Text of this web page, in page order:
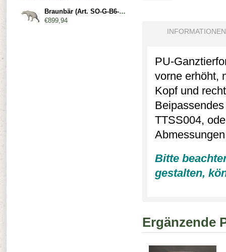
INFORMATIONEN
PU-
vorne erhöht,
Kopf und
TTSS004,
Bitte
gestalten,
Ergänzende
Braunbär (Art. SO-G-B6-L-x)
€899,94